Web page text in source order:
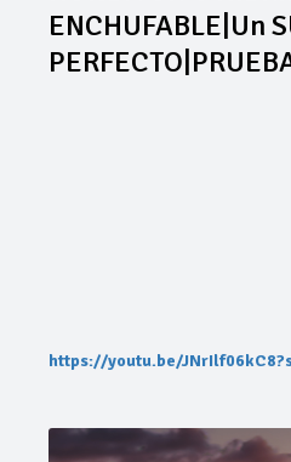
ENCHUFABLE|Un
https://youtu.be/